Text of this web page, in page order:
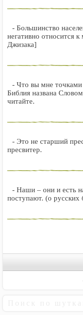
- Большинство
негативно относится
Джизака]
- Что вы мне точками
Библия названа
читайте.
- Это не старший
пресвитер.
- Наши – они и есть
поступают. (о